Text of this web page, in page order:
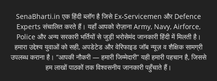
SenaBharti.in एक हिंदी ब्लॉग है जिसे Ex‑Servicemen और Defence
Experts संचालित करते हैं। यहाँ आपको रोज़ाना Army, Navy, Airforce,
Police और अन्य सरकारी भर्तियों से जुड़ी भरोसेमंद जानकारी हिंदी में मिलती है।
हमारा उद्देश्य युवाओं को सही, अपडेटेड और वेरिफाइड जॉब न्यूज़ व शैक्षिक सामग्री
उपलब्ध कराना है। “आपकी नौकरी — हमारी जिम्मेदारी” यही हमारी पहचान है, जिससे
हम लाखों पाठकों तक विश्वसनीय जानकारी पहुँचाते हैं।